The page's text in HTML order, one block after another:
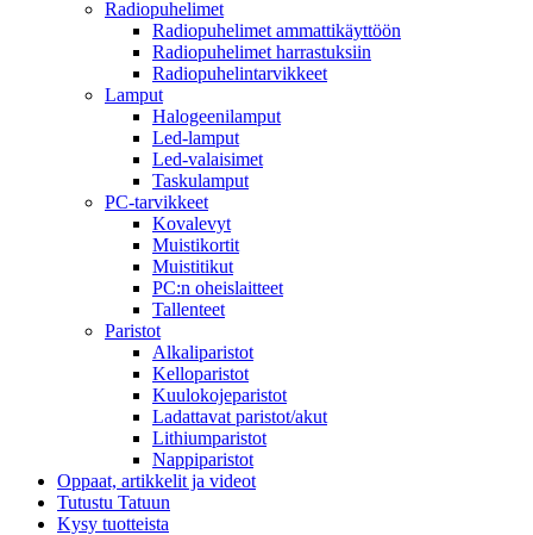
Radiopuhelimet
Radiopuhelimet ammattikäyttöön
Radiopuhelimet harrastuksiin
Radiopuhelintarvikkeet
Lamput
Halogeenilamput
Led-lamput
Led-valaisimet
Taskulamput
PC-tarvikkeet
Kovalevyt
Muistikortit
Muistitikut
PC:n oheislaitteet
Tallenteet
Paristot
Alkaliparistot
Kelloparistot
Kuulokojeparistot
Ladattavat paristot/akut
Lithiumparistot
Nappiparistot
Oppaat, artikkelit ja videot
Tutustu Tatuun
Kysy tuotteista